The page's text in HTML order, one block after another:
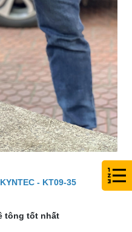
- KT09-35
tông tốt nhất